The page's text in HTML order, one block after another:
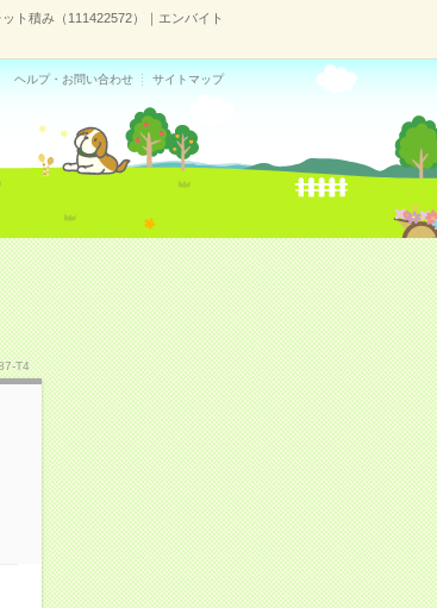
ト積み（111422572）｜エンバイト
ヘルプ・お問い合わせ サイトマップ
T4